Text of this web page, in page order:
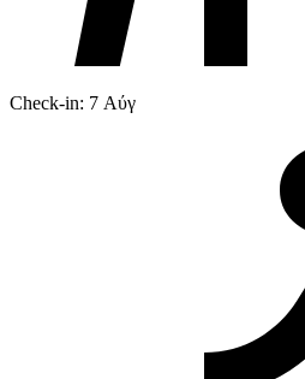
Check-in: 7 Αύγ